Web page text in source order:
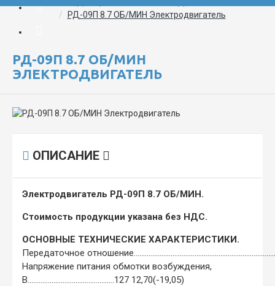
РД-09П 8.7 ОБ/МИН Электродвигатель
РД-09П 8.7 ОБ/МИН
ЭЛЕКТРОДВИГАТЕЛЬ
ОПИСАНИЕ
Электродвигатель РД-09П 8.7 ОБ/МИН.
Стоимость продукции указана без НДС.
ОСНОВНЫЕ ТЕХНИЧЕСКИЕ ХАРАКТЕРИСТИКИ.
Передаточное
Напряжение питания обмотки возбуждения,
В...............................................127 12,70(-19,05)